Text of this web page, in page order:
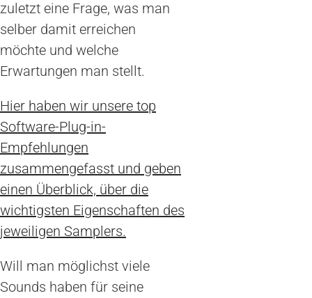
zuletzt eine Frage, was man
selber damit erreichen
möchte und welche
Erwartungen man stellt.
Hier haben wir unsere top
Software-Plug-in-
Empfehlungen
zusammengefasst und geben
einen Überblick, über die
wichtigsten Eigenschaften des
jeweiligen Samplers.
Will man möglichst viele
Sounds haben für seine